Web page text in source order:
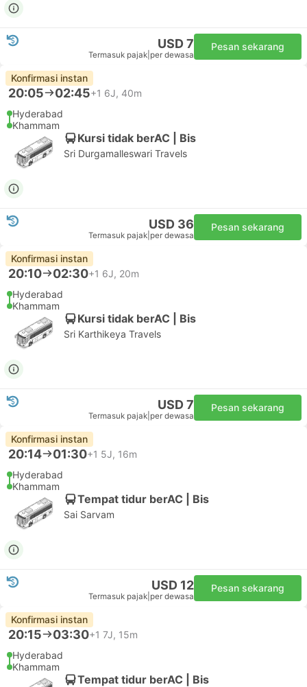
USD 7
Termasuk pajak per dewasa
Pesan sekarang
Konfirmasi instan
20:05 02:45+1 6J, 40m
Hyderabad
Khammam
Kursi tidak berAC | Bis
Sri Durgamalleswari Travels
USD 36
Termasuk pajak per dewasa
Pesan sekarang
Konfirmasi instan
20:10 02:30+1 6J, 20m
Hyderabad
Khammam
Kursi tidak berAC | Bis
Sri Karthikeya Travels
USD 7
Termasuk pajak per dewasa
Pesan sekarang
Konfirmasi instan
20:14 01:30+1 5J, 16m
Hyderabad
Khammam
Tempat tidur berAC | Bis
Sai Sarvam
USD 12
Termasuk pajak per dewasa
Pesan sekarang
Konfirmasi instan
20:15 03:30+1 7J, 15m
Hyderabad
Khammam
Tempat tidur berAC | Bis